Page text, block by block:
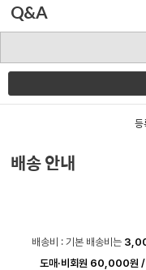
Q&A
등
배송 안내
배송비 : 기본 배송비는
도매·비회원 60,000원